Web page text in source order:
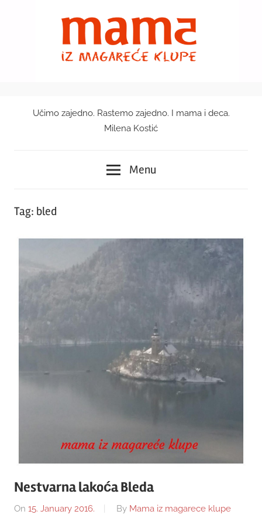
Mama
magareće
klupe
Učimo zajedno. Rastemo zajedno. I mama i deca.
Milena Kostić
Menu
Tag: bled
Nestvarna lakoća Bleda
On 15. January 2016. By Mama iz magarece klupe